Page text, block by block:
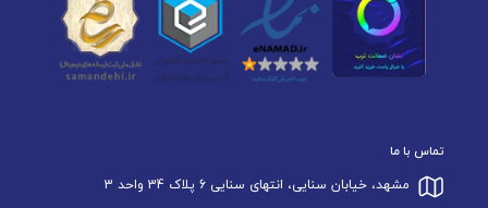
تماس با ما
مشهد، خیابان سنایی، انتهای سنایی 6 پلاک 34 واحد 3